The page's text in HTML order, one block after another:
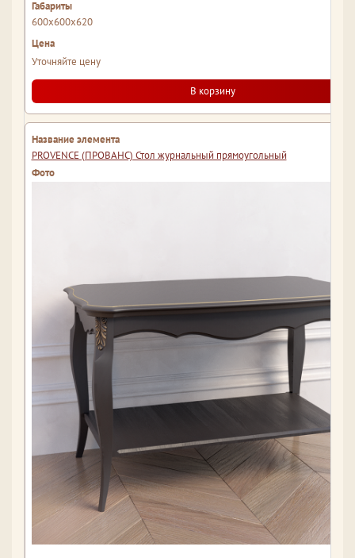
600x600x620
Уточняйте цену
В корзину
PROVENCE (ПРОВАНС) Стол журнальный прямоугольный